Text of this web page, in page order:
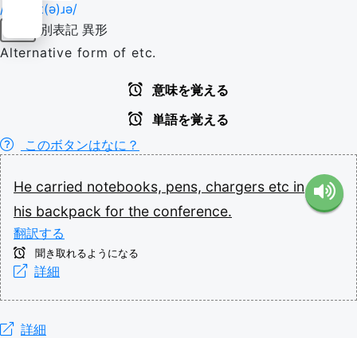
/ˌɛt ˈsɛt(ə)ɹə/
別表記 異形
Alternative form of etc.
意味を覚える
単語を覚える
このボタンはなに？
He carried notebooks, pens, chargers etc in
his backpack for the conference.
翻訳する
聞き取れるようになる
詳細
詳細